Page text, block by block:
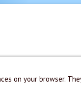
on your browser.